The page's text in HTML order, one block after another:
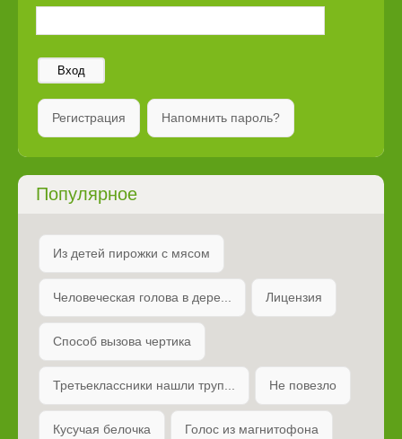
Вход
Регистрация Напомнить пароль?
Популярное
Из детей пирожки с мясом
Человеческая голова в дере... Лицензия
Способ вызова чертика
Третьеклассники нашли труп... Не повезло
Кусучая белочка Голос из магнитофона